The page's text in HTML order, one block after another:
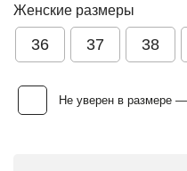
Женские размеры
36 37 38
Не уверен в размере —